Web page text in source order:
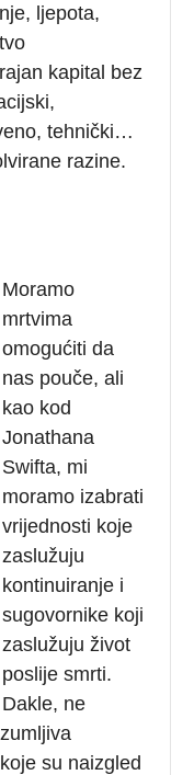
ljepota,
kapital bez
tehnički…
razine.
Moramo
mrtvima
omogućiti da
nas pouče, ali
kao kod
Jonathana
Swifta, mi
moramo izabrati
vrijednosti koje
zaslužuju
kontinuiranje i
sugovornike koji
zaslužuju život
poslije smrti.
Dakle, ne
su naizgled